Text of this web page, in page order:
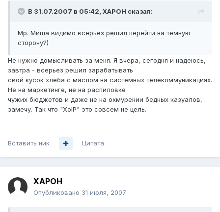
В 31.07.2007 в 05:42, XAPOH сказал:
Мр. Миша видимо всерьез решил перейти на темную
сторону?)
Не нужно домысливать за меня. Я вчера, сегодня и надеюсь,
завтра - всерьез решил зарабатывать
свой кусок хлеба с маслом на системных телекоммуникациях.
Не на маркетинге, не на распиловке
чужих бюджетов и даже не на охмурении бедных казуалов,
замечу. Так что "XoIP" это совсем не цель.
Вставить ник Цитата
XAPOH
Опубликовано 31 июля, 2007